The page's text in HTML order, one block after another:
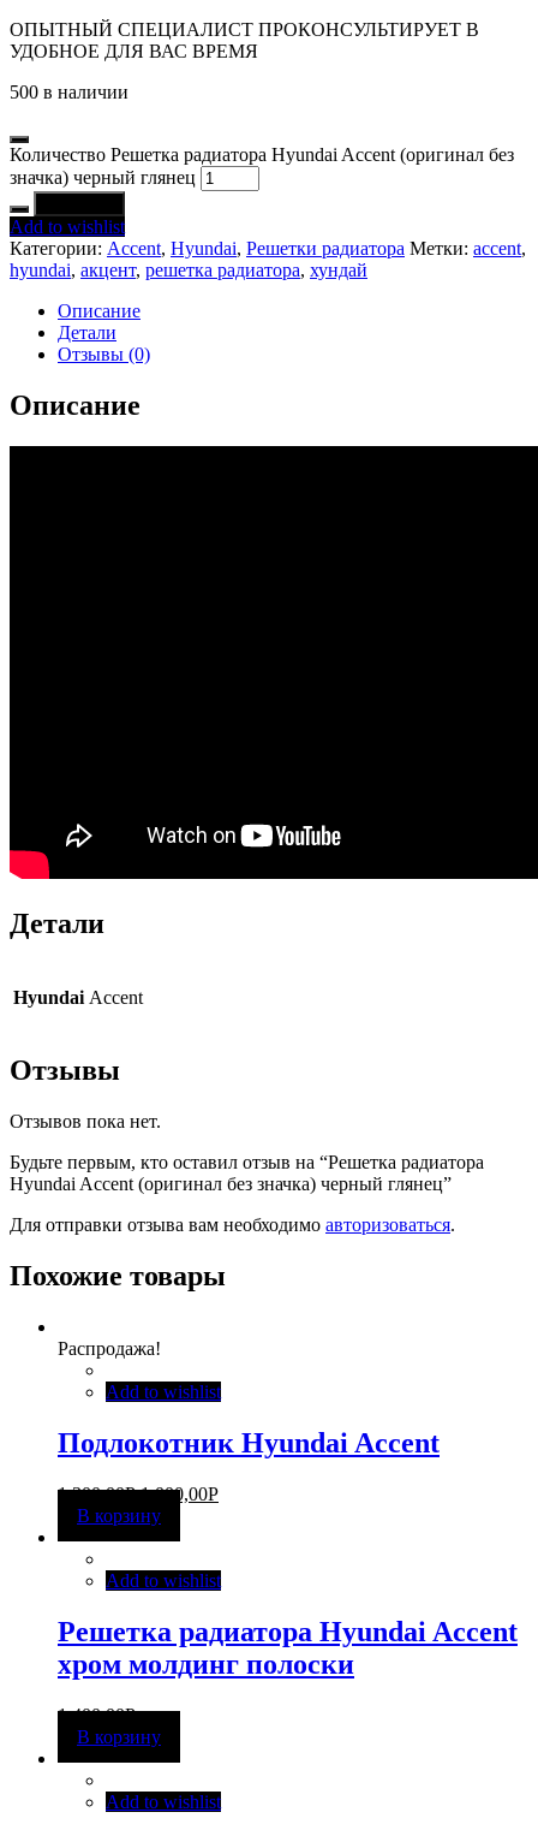
ОПЫТНЫЙ СПЕЦИАЛИСТ ПРОКОНСУЛЬТИРУЕТ В
УДОБНОЕ ДЛЯ ВАС ВРЕМЯ
500 в наличии
Количество Решетка радиатора Hyundai Accent (оригинал без
значка) черный глянец
Add to wishlist
Категории: Accent, Hyundai, Решетки радиатора Метки: accent,
hyundai, акцент, решетка радиатора, хундай
Описание
Детали
Отзывы (0)
Описание
Детали
Hyundai Accent
Отзывы
Отзывов пока нет.
Будьте первым, кто оставил отзыв на “Решетка радиатора
Hyundai Accent (оригинал без значка) черный глянец”
Для отправки отзыва вам необходимо авторизоваться.
Похожие товары
Распродажа!
Add to wishlist
Подлокотник Hyundai Accent
1 300,00Р 1 000,00Р
В корзину
Add to wishlist
Решетка радиатора Hyundai Accent
хром молдинг полоски
1 400,00Р
В корзину
Add to wishlist